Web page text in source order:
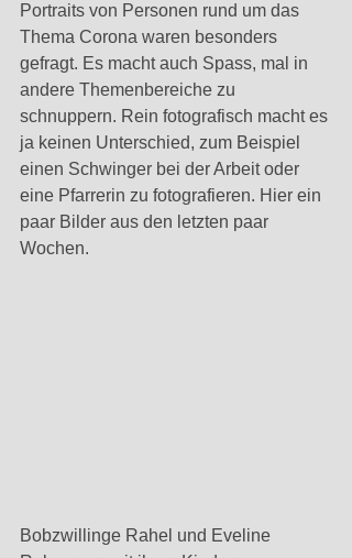
Portraits von Personen rund um das
Thema Corona waren besonders
gefragt. Es macht auch Spass, mal in
andere Themenbereiche zu
schnuppern. Rein fotografisch macht es
ja keinen Unterschied, zum Beispiel
einen Schwinger bei der Arbeit oder
eine Pfarrerin zu fotografieren. Hier ein
paar Bilder aus den letzten paar
Wochen.
Bobzwillinge Rahel und Eveline